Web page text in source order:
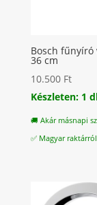
Bosch fűnyíró
36 cm
10.500 Ft
Készleten: 1
🚚 Akár másnapi
✅ Magyar raktárról